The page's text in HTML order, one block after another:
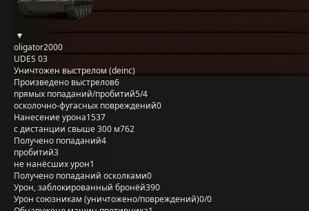
oligator2000
UDES 03
Уничтожен выстрелом (deinc)
Произведено выстрелов6
прямых попаданий/пробитий5/4
осколочно-фугасных повреждений0
Нанесение урона1537
с дистанции свыше 300 м762
Получено попаданий4
пробитий3
не нанёсших урон1
Получено попаданий осколками0
Урон, заблокированный бронёй390
Урон союзникам (уничтожено/повреждений)0/0